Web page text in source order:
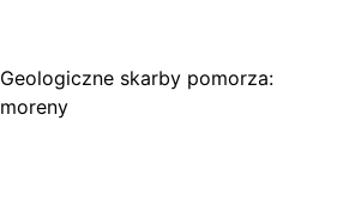
Geologiczne skarby pomorza:
moreny